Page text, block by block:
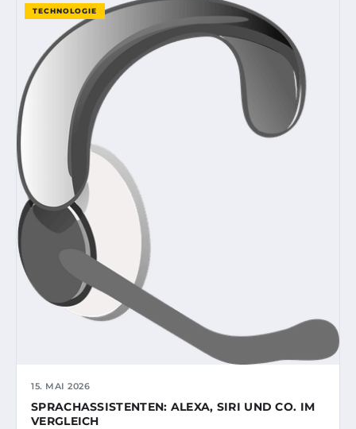
TECHNOLOGIE
15. MAI 2026
SPRACHASSISTENTEN: ALEXA, SIRI UND CO. IM
VERGLEICH